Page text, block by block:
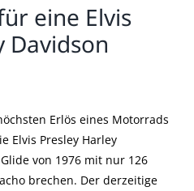
eine Elvis
Davidson
Erlös eines Motorrads
Elvis Presley Harley
von 1976 mit nur 126
brechen. Der derzeitige